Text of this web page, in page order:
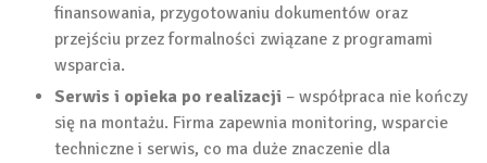
finansowania, przygotowaniu dokumentów oraz
przejściu przez formalności związane z programami
wsparcia.
Serwis i opieka po realizacji – współpraca nie kończy
się na montażu. Firma zapewnia monitoring, wsparcie
techniczne i serwis, co ma duże znaczenie dla